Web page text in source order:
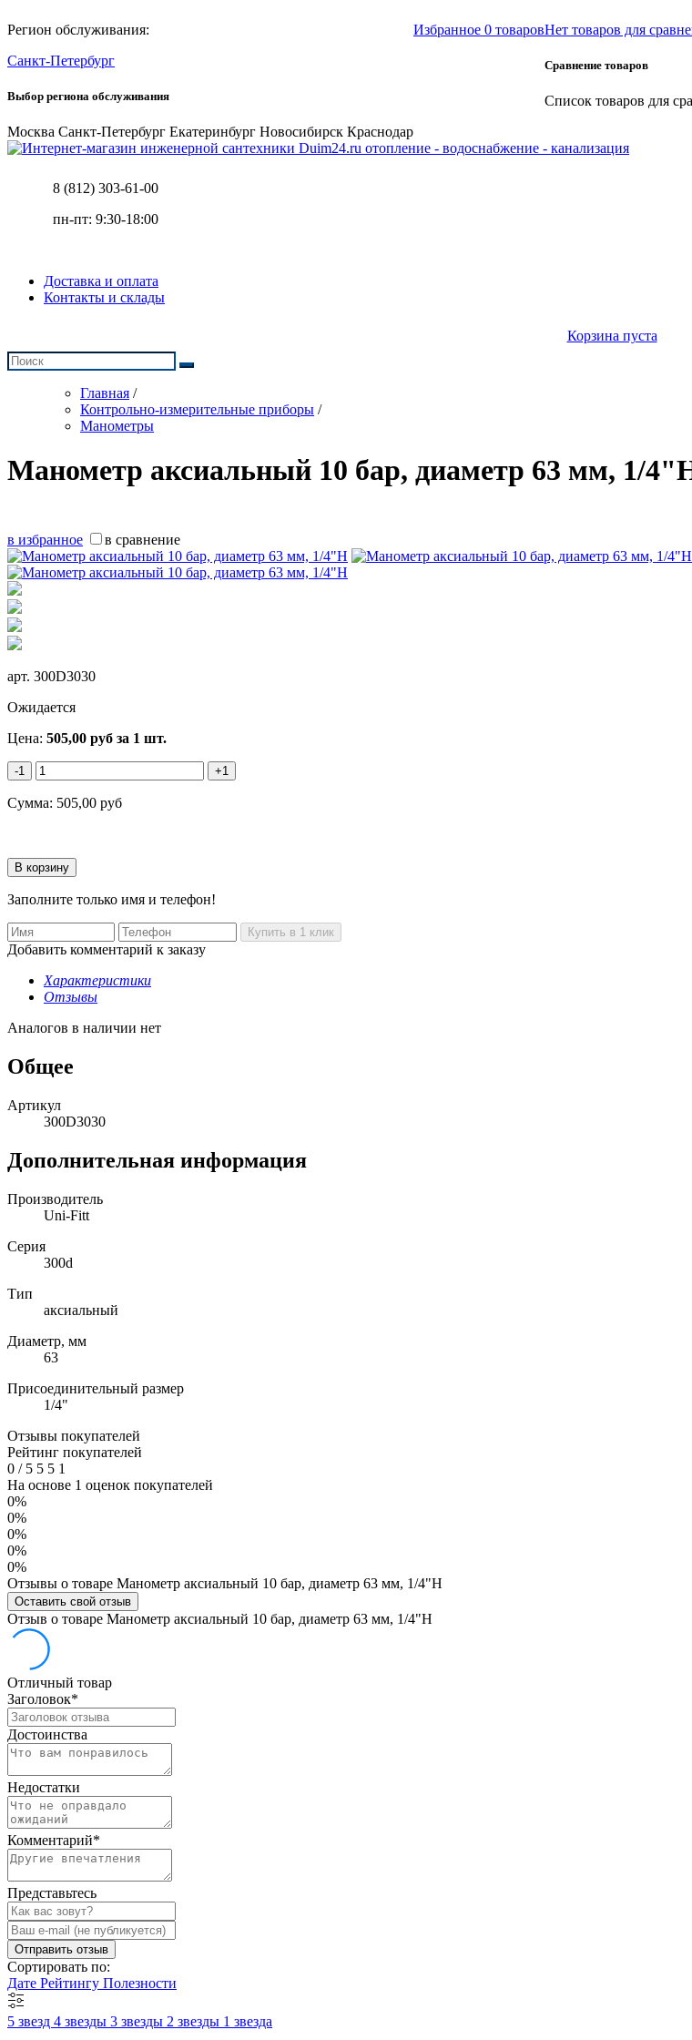
Регион обслуживания:
Санкт-Петербург
Выбор региона обслуживания
Москва Санкт-Петербург Екатеринбург Новосибирск Краснодар
Избранное 0 товаровНет товаров для
Сравнение товаров
Список товаров для
отопление - водоснабжение - канализация
8 (812) 303-61-00
пн-пт: 9:30-18:00
Доставка и оплата
Контакты и склады
Корзина пуста
Главная /
Контрольно-измерительные приборы /
Манометры
Манометр аксиальный 10 бар, диаметр 63 мм, 1/
в избранное в сравнение
арт. 300D3030
Ожидается
Цена: 505,00 руб за 1 шт.
-1 +1
Сумма: 505,00 руб
Заполните только имя и телефон!
Добавить комментарий к заказу
Характеристики
Отзывы
Аналогов в наличии нет
Общее
Артикул
300D3030
Дополнительная информация
Производитель
Uni-Fitt
Серия
300d
Тип
аксиальный
Диаметр, мм
63
Присоединительный размер
1/4"
Отзывы покупателей
Рейтинг покупателей
0 /5 5 5 1
На основе 1 оценок покупателей
0%
0%
0%
0%
0%
Отзывы о товаре Манометр аксиальный 10 бар, диаметр 63 мм, 1/4"Н
Оставить свой отзыв
Отзыв о товаре Манометр аксиальный 10 бар, диаметр 63 мм, 1/4"Н
Отличный товар
Заголовок*
Достоинства
Недостатки
Комментарий*
Представьтесь
Отправить отзыв
Сортировать по:
Дате Рейтингу Полезности
5 звезд 4 звезды 3 звезды 2 звезды 1 звезда